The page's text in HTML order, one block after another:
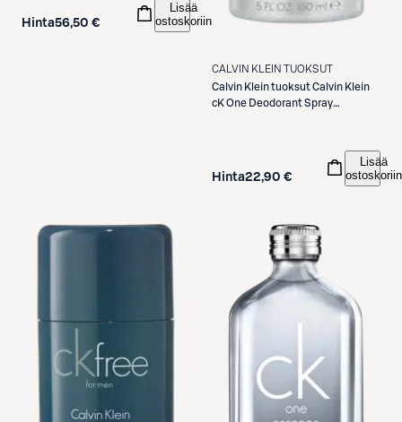
Hinta56,50 €
Lisää
ostoskoriin
CALVIN KLEIN TUOKSUT
Calvin Klein tuoksutCalvin Klein
cK One Deodorant Spray
Hinta22,90 €
Lisää
ostoskoriin